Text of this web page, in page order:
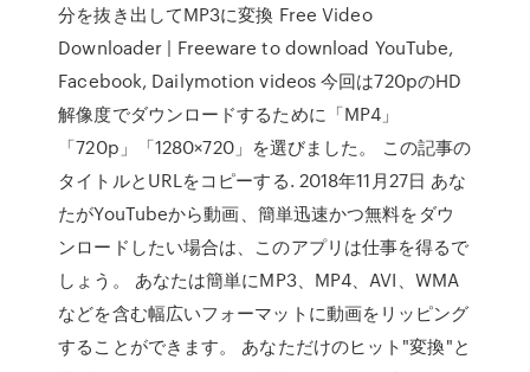
分を抜き出してMP3に変換 Free Video
Downloader | Freeware to download YouTube,
Facebook, Dailymotion videos 今回は720pのHD
解像度でダウンロードするために「MP4」
「720p」「1280×720」を選びました。 この記事の
タイトルとURLをコピーする. 2018年11月27日 あな
たがYouTubeから動画、簡単迅速かつ無料をダウ
ンロードしたい場合は、このアプリは仕事を得るで
しょう。 あなたは簡単にMP3、MP4、AVI、WMA
などを含む幅広いフォーマットに動画をリッピング
することができます。 あなただけのヒット"変換"と